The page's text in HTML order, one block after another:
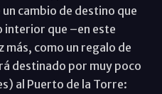
cambio de destino que
interior que –en este
más, como un regalo de
destinado por muy poco
al Puerto de la Torre: